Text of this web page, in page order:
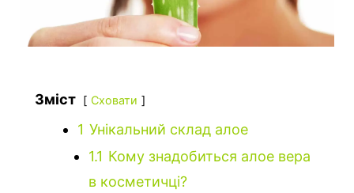
Зміст Сховати
1 Унікальний склад алое
1.1 Кому знадобиться алое вера
в косметичці?